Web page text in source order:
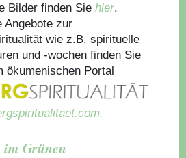
Bilder finden Sie hier.
Angebote zur
wie z.B. spirituelle
und -wochen finden Sie
ökumenischen Portal
Grünen